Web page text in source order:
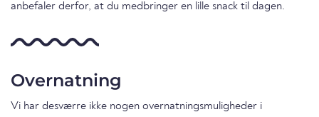
anbefaler derfor, at du medbringer en lille snack til dagen.
Overnatning
Vi har desværre ikke nogen overnatningsmuligheder i